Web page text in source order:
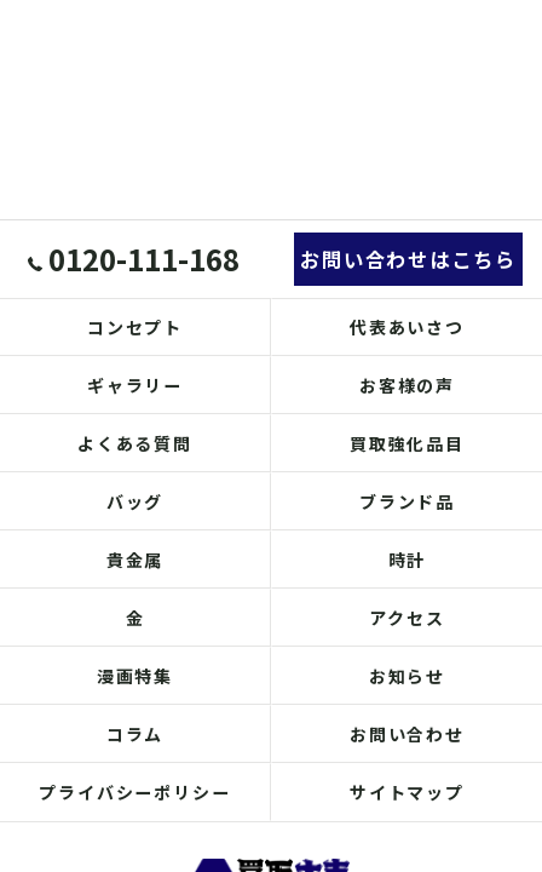
0120-111-168 お問い合わせはこちら
コンセプト 代表あいさつ
ギャラリー お客様の声
よくある質問 買取強化品目
バッグ ブランド品
貴金属 時計
金 アクセス
漫画特集 お知らせ
コラム お問い合わせ
プライバシーポリシー サイトマップ